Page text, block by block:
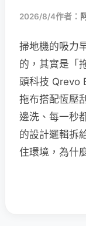
2026/8/4作者：
掃地機的吸力
的，其實是「
頭科技 Qrevo
拖布搭配恆壓
邊洗、每一秒
的設計邏輯拆
住環境，為什